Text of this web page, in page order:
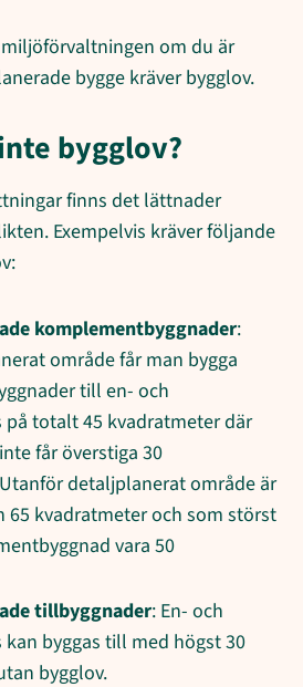
om du är
bygge kräver bygglov.
bygglov?
finns det lättnader
Exempelvis kräver följande
komplementbyggnader:
område får man bygga
till en- och
totalt 45 kvadratmeter där
får överstiga 30
detaljplanerat område är
65 kvadratmeter och som störst
vara 50
tillbyggnader: En- och
byggas till med högst 30
bygglov.